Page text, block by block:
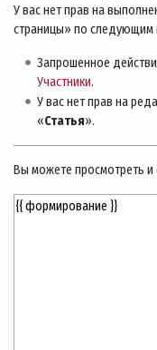
Перейти к:навигация,поиск
У вас нет прав на
страницы» по следующим
Запрошенное
Участники.
У вас нет прав на
«Статья».
Вы можете просмотреть и